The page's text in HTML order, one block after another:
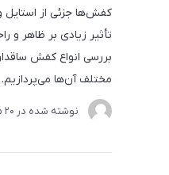
کفش‌ها جزئی از
تأثیر زیادی بر ظاهر و
بررسی انواع کفش
مختلف آن‌ها می‌پردازیم.
نوشته شده در 20 مرداد 1403